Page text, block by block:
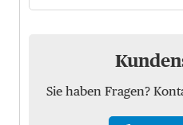
Sie haben Fragen?